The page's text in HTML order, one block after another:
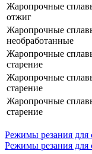
Жаропрочные
отжиг
Жаропрочные
необработанные
​Жаропрочные
старение
​Жаропрочные
старение
​Жаропрочные
старение
Режимы резания для
Режимы резания для